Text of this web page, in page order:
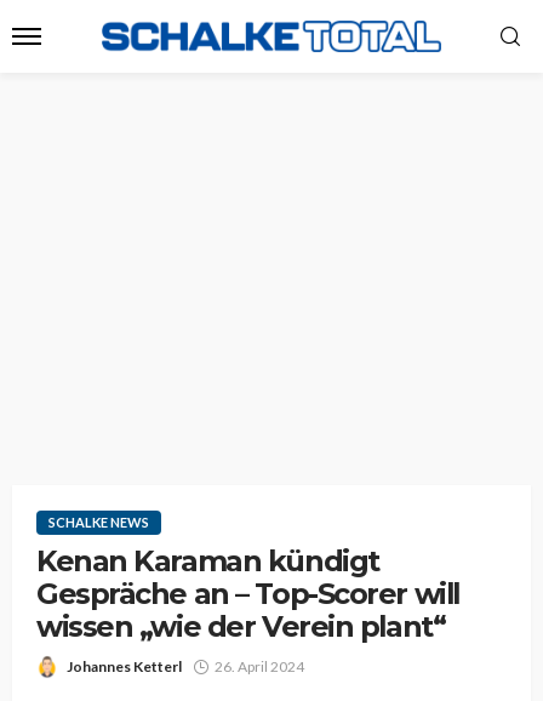
SCHALKE NEWS
Kenan Karaman kündigt
Gespräche an – Top-Scorer will
wissen „wie der Verein plant“
Johannes Ketterl 26. April 2024